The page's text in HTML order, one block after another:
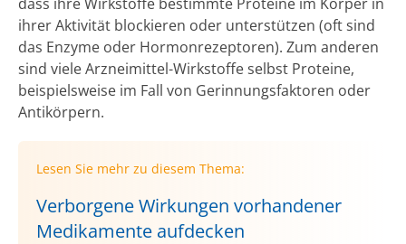
ihrer Aktivität blockieren oder unterstützen (oft sind
das Enzyme oder Hormonrezeptoren). Zum anderen
sind viele Arzneimittel-Wirkstoffe selbst Proteine,
beispielsweise im Fall von Gerinnungsfaktoren oder
Antikörpern.
Lesen Sie mehr zu diesem Thema:
Verborgene Wirkungen vorhandener
Medikamente aufdecken